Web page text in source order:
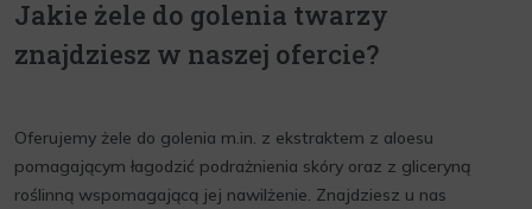
Jakie żele do golenia twarzy
znajdziesz w naszej ofercie?
Oferujemy żele do golenia m.in. z ekstraktem z aloesu
pomagającym łagodzić podrażnienia skóry oraz z gliceryną
roślinną wspomagającą jej nawilżenie. Znajdziesz u nas